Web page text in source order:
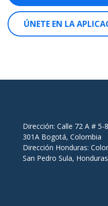
ÚNETE EN LA
Dirección: Calle 72 A # 5-
301A Bogotá, Colombia
Dirección Honduras:
San Pedro Sula, Honduras